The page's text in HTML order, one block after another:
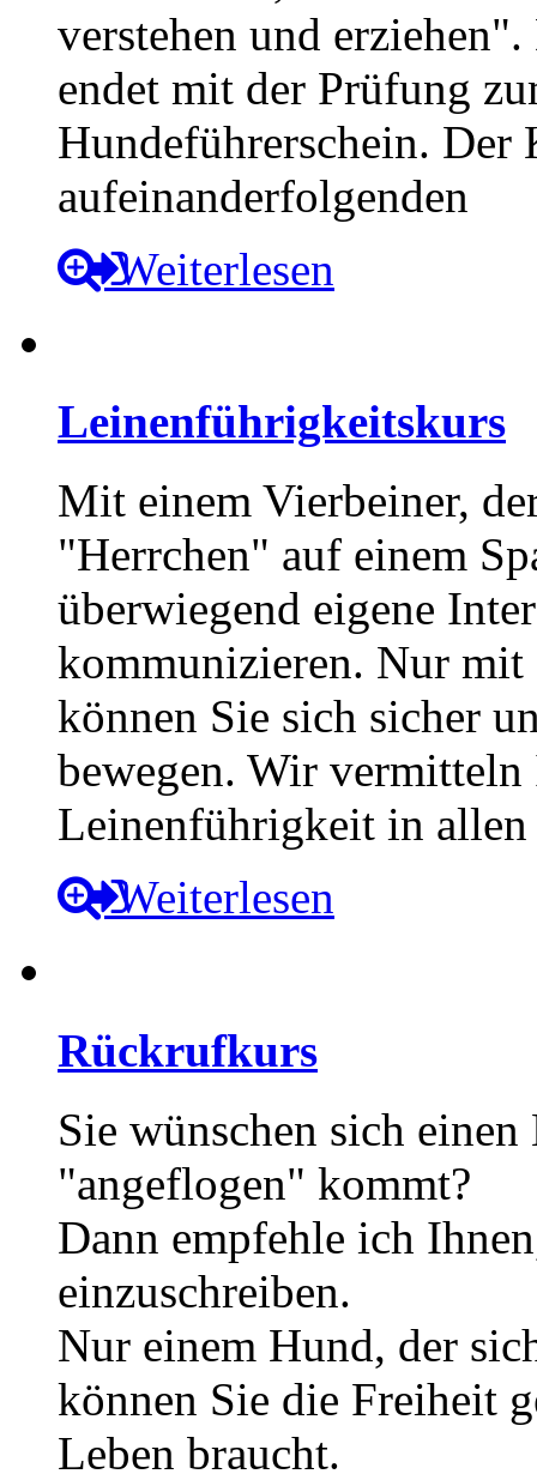
verstehen und
endet mit der Prüfung
Hundeführerschein.
aufeinanderfolgenden
Weiterlesen
Leinenführigkeitskurs
Mit einem Vierbeiner,
"Herrchen" auf einem
überwiegend eigene
kommunizieren. Nur
können Sie sich sicher
bewegen. Wir
Leinenführigkeit in
Weiterlesen
Rückrufkurs
Sie wünschen sich
"angeflogen" kommt?
Dann empfehle ich
einzuschreiben.
Nur einem Hund, der
können Sie die Freiheit
Leben braucht.